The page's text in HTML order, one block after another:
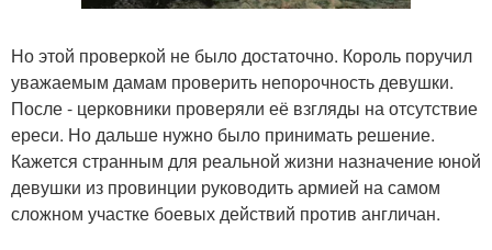
Но этой проверкой не было достаточно. Король поручил
уважаемым дамам проверить непорочность девушки.
После - церковники проверяли её взгляды на отсутствие
ереси. Но дальше нужно было принимать решение.
Кажется странным для реальной жизни назначение юной
девушки из провинции руководить армией на самом
сложном участке боевых действий против англичан.